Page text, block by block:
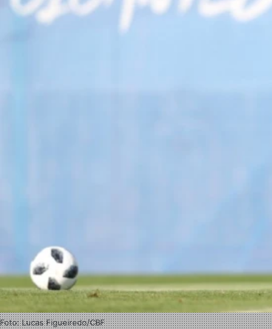
Foto: Lucas Figueiredo/CBF